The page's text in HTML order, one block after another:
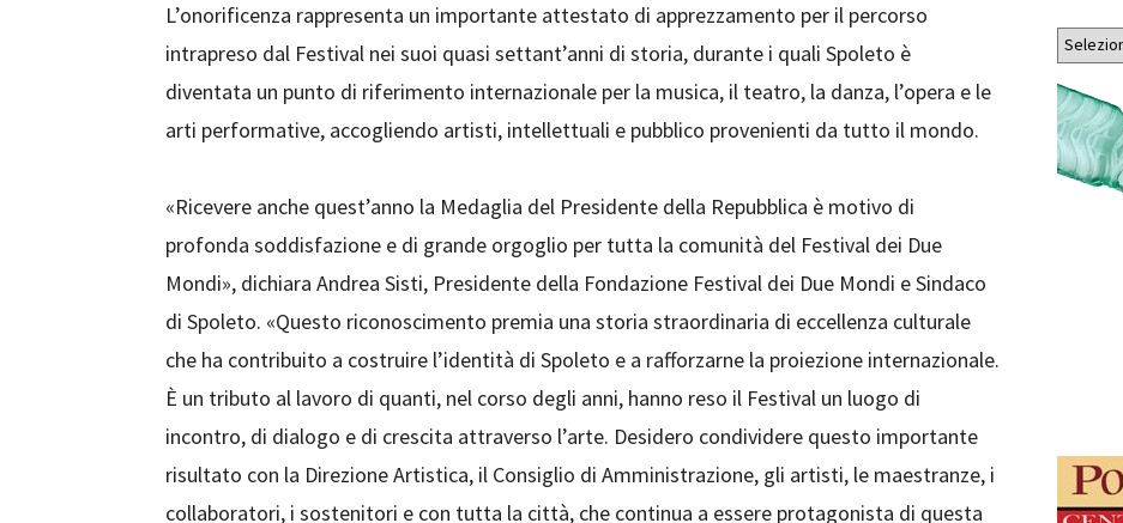
L’onorificenza rappresenta un importante attestato di apprezzamento per il percorso
intrapreso dal Festival nei suoi quasi settant’anni di storia, durante i quali Spoleto è
diventata un punto di riferimento internazionale per la musica, il teatro, la danza, l’opera e le
arti performative, accogliendo artisti, intellettuali e pubblico provenienti da tutto il mondo.
«Ricevere anche quest’anno la Medaglia del Presidente della Repubblica è motivo di
profonda soddisfazione e di grande orgoglio per tutta la comunità del Festival dei Due
Mondi», dichiara Andrea Sisti, Presidente della Fondazione Festival dei Due Mondi e Sindaco
di Spoleto. «Questo riconoscimento premia una storia straordinaria di eccellenza culturale
che ha contribuito a costruire l’identità di Spoleto e a rafforzarne la proiezione internazionale.
È un tributo al lavoro di quanti, nel corso degli anni, hanno reso il Festival un luogo di
incontro, di dialogo e di crescita attraverso l’arte. Desidero condividere questo importante
risultato con la Direzione Artistica, il Consiglio di Amministrazione, gli artisti, le maestranze, i
collaboratori, i sostenitori e con tutta la città, che continua a essere protagonista di questa
Archivi